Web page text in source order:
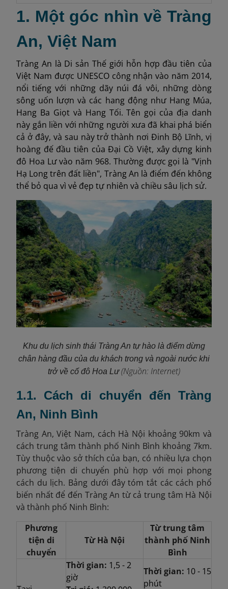
1. Một góc nhìn về Tràng
An, Việt Nam
Tràng An là Di sản Thế giới hỗn hợp đầu tiên của
Việt Nam được UNESCO công nhận vào năm 2014,
nổi tiếng với những dãy núi đá vôi, những dòng
sông uốn lượn và các hang động như Hang Múa,
Hang Ba Giọt và Hang Tối. Tên gọi của địa danh
này gắn liền với những người xưa đã khai phá biển
cả ở đây, và sau này trở thành nơi Đinh Bộ Lĩnh, vị
hoàng đế đầu tiên của Đại Cồ Việt, xây dựng kinh
đô Hoa Lư vào năm 968. Thường được gọi là "Vịnh
Hạ Long trên đất liền", Tràng An là điểm đến không
thể bỏ qua vì vẻ đẹp tự nhiên và chiều sâu lịch sử.
Khu du lịch sinh thái Tràng An tự hào là điểm dừng
chân hàng đầu của du khách trong và ngoài nước khi
trở về cố đô Hoa Lư(Nguồn: Internet)
1.1. Cách di chuyển đến Tràng
An, Ninh Bình
Tràng An, Việt Nam, cách Hà Nội khoảng 90km và
cách trung tâm thành phố Ninh Bình khoảng 7km.
Tùy thuộc vào sở thích của bạn, có nhiều lựa chọn
phương tiện di chuyển phù hợp với mọi phong
cách du lịch. Bảng dưới đây tóm tắt các cách phổ
biến nhất để đến Tràng An từ cả trung tâm Hà Nội
và thành phố Ninh Bình:
Phương
tiện di
chuyển
Từ Hà Nội
Từ trung tâm
thành phố Ninh
Bình
Thời gian: 1,5 - 2
giờ
Thời gian: 10 - 15
phút